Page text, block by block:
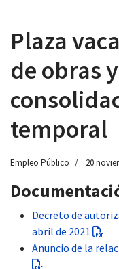
Plaza
de obras
temporal
Empleo Público 20
Decreto de
abril de 2021
Anuncio de la